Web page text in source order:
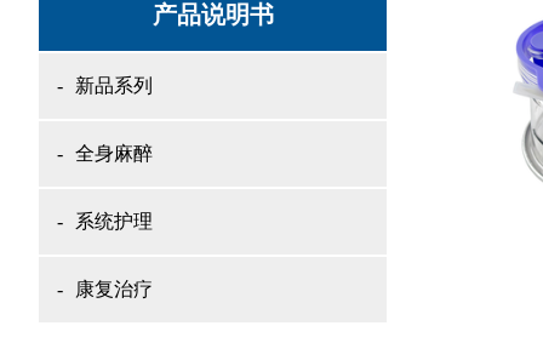
产品说明书
新品系列
全身麻醉
系统护理
康复治疗